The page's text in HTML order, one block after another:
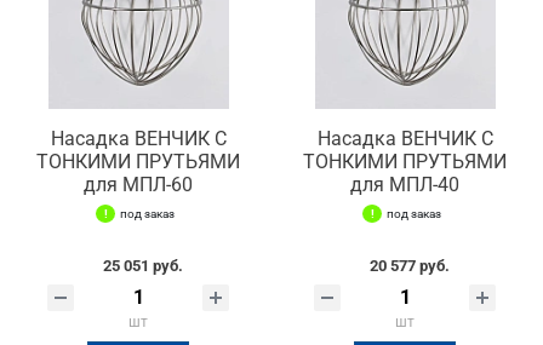
Насадка ВЕНЧИК С
ТОНКИМИ ПРУТЬЯМИ
для МПЛ-60
под заказ
25 051 руб.
шт
Насадка ВЕНЧИК С
ТОНКИМИ ПРУТЬЯМИ
для МПЛ-40
под заказ
20 577 руб.
шт